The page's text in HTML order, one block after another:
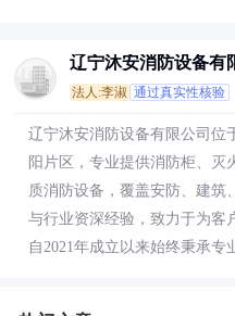
辽宁沐安消防设备有
法人:李淑 通过真实性核验
辽宁沐安消防设备有限公司位
阳片区，专业提供消防柜、灭
质消防设备，覆盖安防、建筑
与行业资深经验，致力于为客
自2021年成立以来始终秉承专